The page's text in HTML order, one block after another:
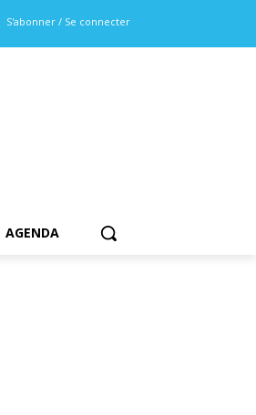
S'abonner / Se connecter
AGENDA